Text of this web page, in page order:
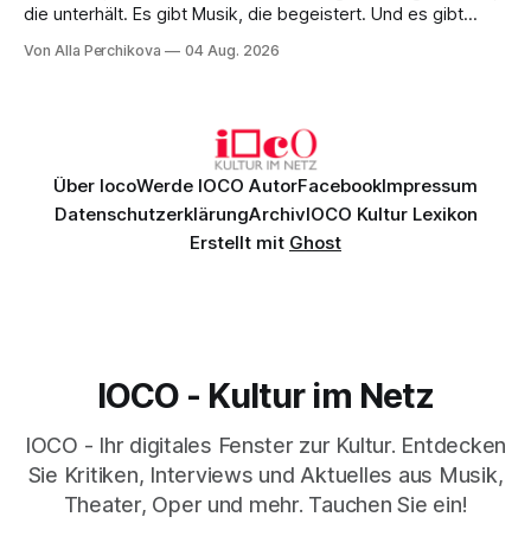
die unterhält. Es gibt Musik, die begeistert. Und es gibt
Genau so war der Abend im Kurhaus Wiesbaden, an dem
Von Alla Perchikova 04 Aug. 2026
Über IocoWerde IOCO AutorFacebookImpressum
DatenschutzerklärungArchivIOCO Kultur Lexikon
Erstellt mit Ghost
IOCO - Kultur im Netz
IOCO - Ihr digitales Fenster zur Kultur. Entdecken
Sie Kritiken, Interviews und Aktuelles aus Musik,
Theater, Oper und mehr. Tauchen Sie ein!